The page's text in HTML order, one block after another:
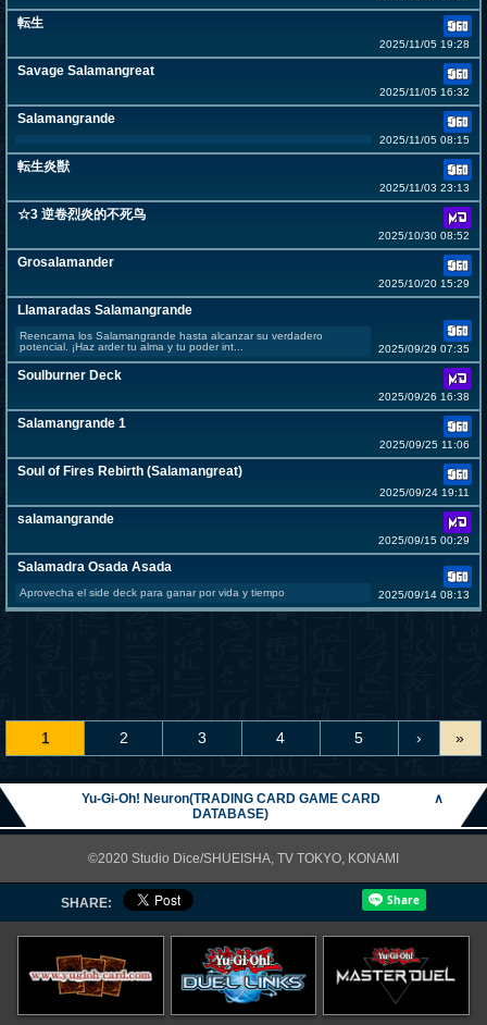
転生
2025/11/05 19:28
Savage Salamangreat
2025/11/05 16:32
Salamangrande
2025/11/05 08:15
転生炎獣
2025/11/03 23:13
☆3 逆卷烈炎的不死鸟
2025/10/30 08:52
Grosalamander
2025/10/20 15:29
Llamaradas Salamangrande
Reencarna los Salamangrande hasta alcanzar su verdadero
potencial. ¡Haz arder tu alma y tu poder int...
2025/09/29 07:35
Soulburner Deck
2025/09/26 16:38
Salamangrande 1
2025/09/25 11:06
Soul of Fires Rebirth (Salamangreat)
2025/09/24 19:11
salamangrande
2025/09/15 00:29
Salamadra Osada Asada
Aprovecha el side deck para ganar por vida y tiempo 2025/09/14 08:13
1 2 3 4 5 › »
Yu-Gi-Oh! Neuron(TRADING CARD GAME CARD
DATABASE)
∧
©2020 Studio Dice/SHUEISHA, TV TOKYO, KONAMI
SHARE: